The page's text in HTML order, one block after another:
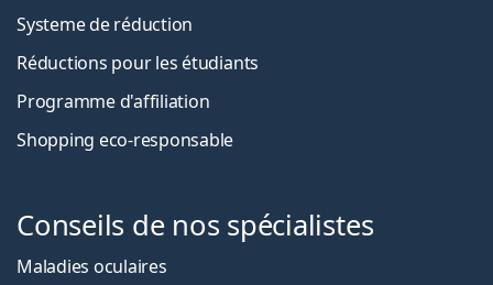
Systeme de réduction
Réductions pour les étudiants
Programme d'affiliation
Shopping eco-responsable
Conseils de nos spécialistes
Maladies oculaires